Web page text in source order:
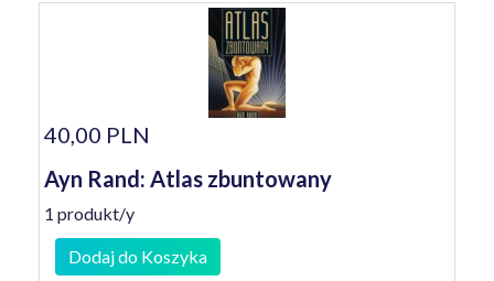
40,00 PLN
Ayn Rand: Atlas zbuntowany
1 produkt/y
Dodaj do Koszyka